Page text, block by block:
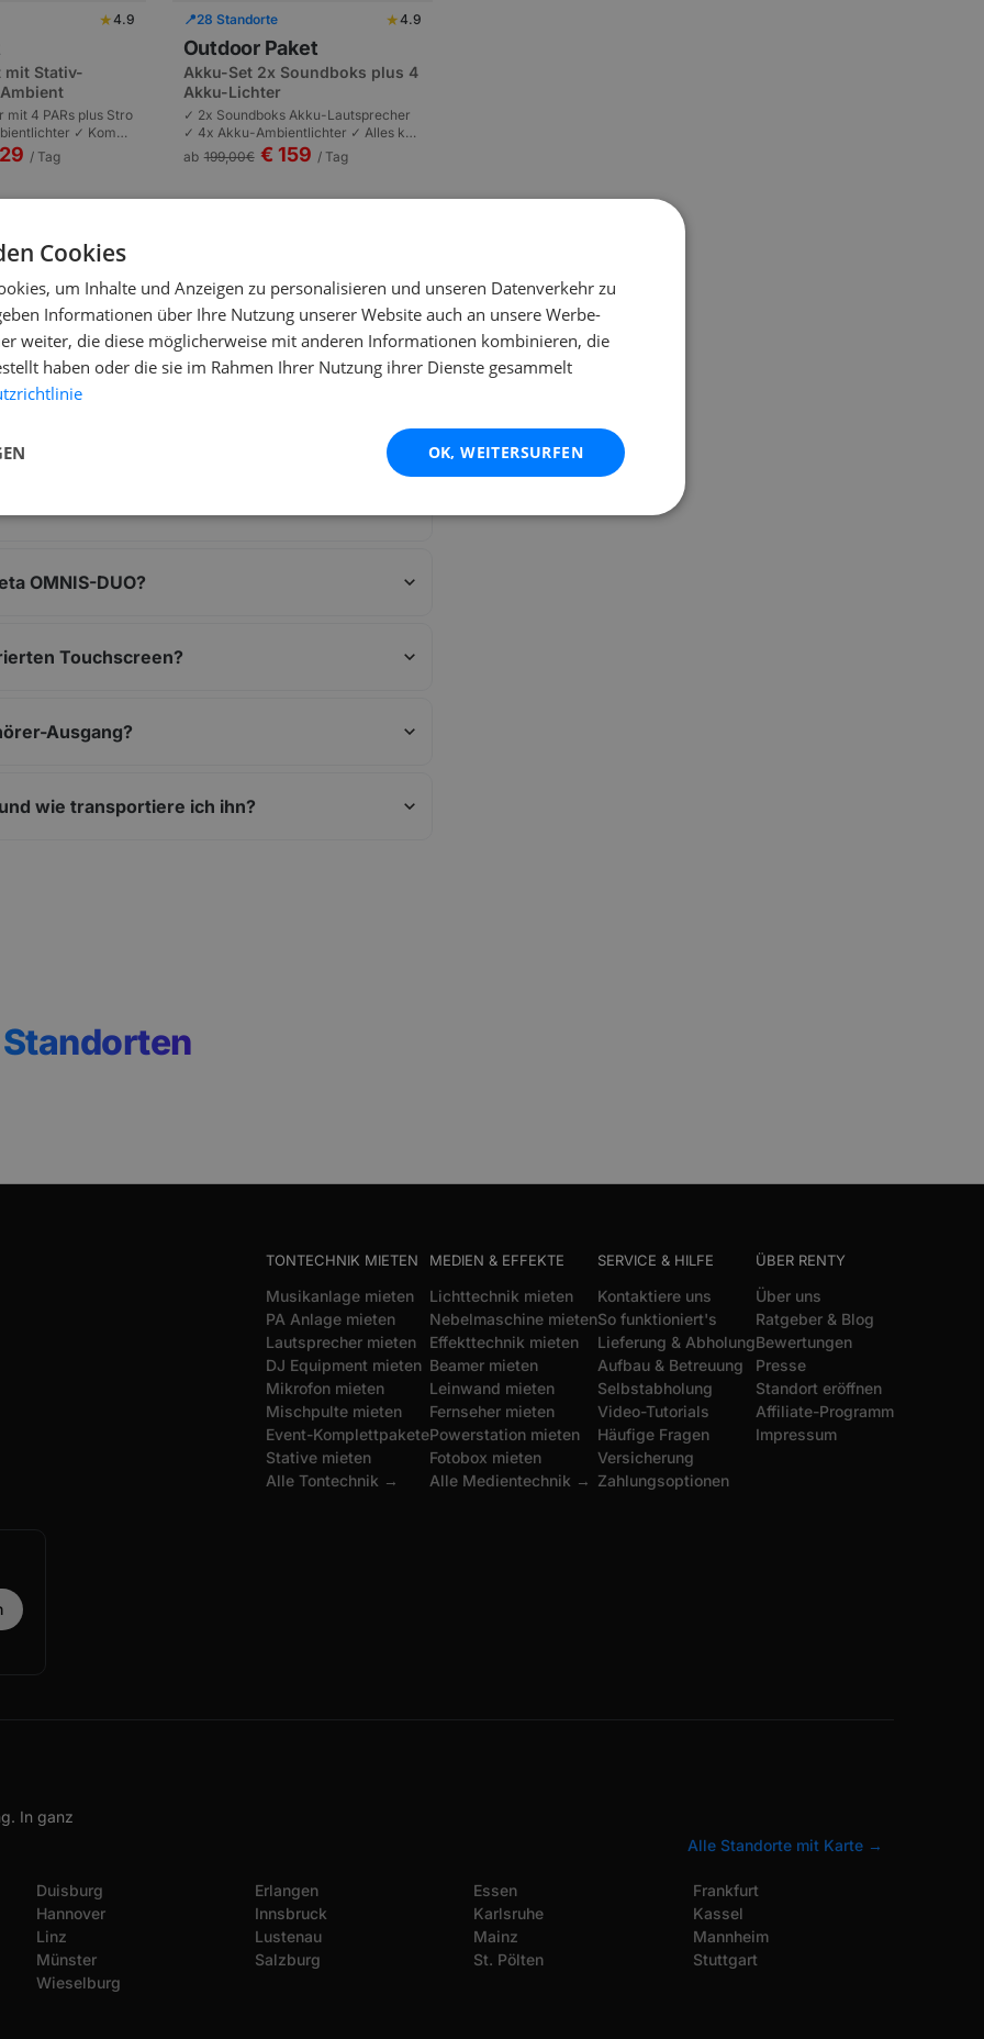
★4.9
mit Stativ-
4 PARs plus Stro
✓ Kompl
| Plug-and-Play | P
100 Personen.
/ Tag
📍28 Standorte ★4.9
Outdoor Paket
Akku-Set 2x Soundboks plus 4
Akku-Lichter
✓ 2x Soundboks Akku-Lautsprecher
✓ 4x Akku-Ambientlichter ✓ Alles kab
ellos | Komplett akkubetrieben | Garte
nfeste und Outdoor bis 80 Personen.
ab 199,00€ € 159 / Tag
DUO kompatibel?
OMNIS-DUO?
Touchscreen?
Ausgang?
wie transportiere ich ihn?
Standorten
TONTECHNIK MIETEN
Musikanlage mieten
PA Anlage mieten
Lautsprecher mieten
DJ Equipment mieten
Mikrofon mieten
Mischpulte mieten
Event-Komplettpakete
Stative mieten
Alle Tontechnik →
MEDIEN & EFFEKTE
Lichttechnik mieten
Nebelmaschine mieten
Effekttechnik mieten
Beamer mieten
Leinwand mieten
Fernseher mieten
Powerstation mieten
Fotobox mieten
Alle Medientechnik →
SERVICE & HILFE
Kontaktiere uns
So funktioniert's
Lieferung & Abholung
Aufbau & Betreuung
Selbstabholung
Video-Tutorials
Häufige Fragen
Versicherung
Zahlungsoptionen
ÜBER RENTY
Über uns
Ratgeber & Blog
Bewertungen
Presse
Standort eröffnen
Affiliate-Programm
Impressum
In ganz
Alle Standorte mit Karte →
Duisburg
Hannover
Linz
Münster
Wieselburg
Erlangen
Innsbruck
Lustenau
Salzburg
Essen
Karlsruhe
Mainz
St. Pölten
Frankfurt
Kassel
Mannheim
Stuttgart
Cookies
um Inhalte und Anzeigen zu personalisieren und unseren Datenverkehr zu
Informationen über Ihre Nutzung unserer Website auch an unsere Werbe-
weiter, die diese möglicherweise mit anderen Informationen kombinieren, die
haben oder die sie im Rahmen Ihrer Nutzung ihrer Dienste gesammelt
OK, WEITERSURFEN